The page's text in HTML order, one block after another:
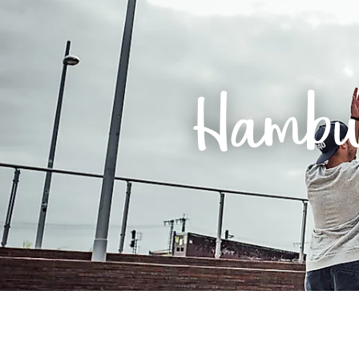
Die Welt in Hamburg
Hamburg für...
Infos & Mobilität
Hamburg
Rundfahrten
Radfahren in
Routen &
Historisches
Grüne